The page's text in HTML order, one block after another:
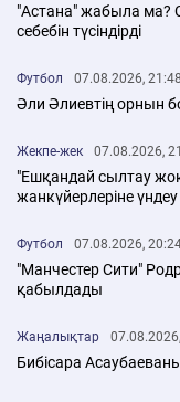
"Астана" жабыла ма?
себебін түсіндірді
Футбол 07.08.2026, 21:48
Әли Әлиевтің орнын
Жекпе-жек 07.08.2026,
"Ешқандай сылтау
жанкүйерлеріне
Футбол 07.08.2026,
"Манчестер Сити"
қабылдады
Жаңалықтар
Бибісара